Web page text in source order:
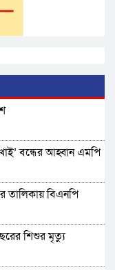
বন্ধের আহ্বান এমপি
তালিকায় বিএনপি
শিশুর মৃত্যু